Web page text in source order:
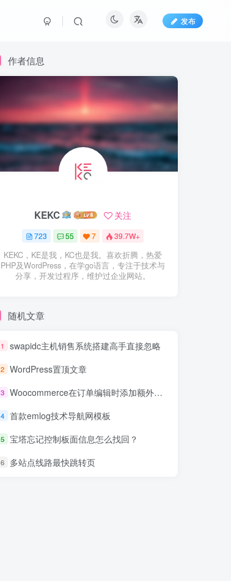
发布
作者信息
KEKC 关注
723 55 7 39.7W+
KEKC，KE是我，KC也是我。喜欢折腾，热爱
PHP及WordPress，在学go语言，专注于技术与
分享，开发过程序，维护过企业网站。
随机文章
1 swapidc主机销售系统搭建高手直接忽略
2 WordPress置顶文章
3 Woocommerce在订单编辑时添加额外的action操作
4 首款emlog技术导航网模板
5 宝塔忘记控制板面信息怎么找回？
6 多站点线路最快跳转页